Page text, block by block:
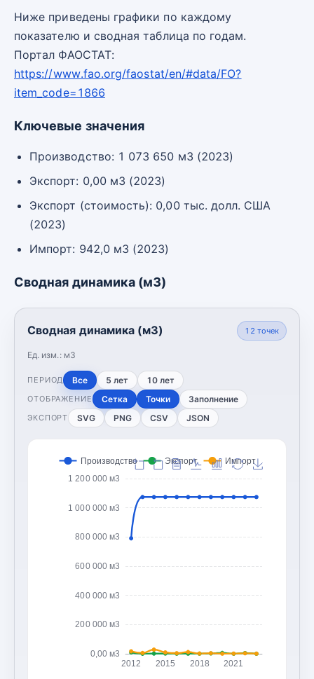
Ниже приведены графики по каждому
показателю и сводная таблица по годам.
Портал ФАОСТАТ:
https://www.fao.org/faostat/en/#data/FO?
item_code=1866
Ключевые значения
Производство: 1 073 650 м3 (2023)
Экспорт: 0,00 м3 (2023)
Экспорт (стоимость): 0,00 тыс. долл. США
(2023)
Импорт: 942,0 м3 (2023)
Сводная динамика (м3)
Сводная динамика (м3)
Ед. изм.: м3
12 точек
ПЕРИОД Все 5 лет 10 лет
ОТОБРАЖЕНИЕ Сетка Точки Заполнение
ЭКСПОРТ SVG PNG CSV JSON
0,00 м3
200 000 м3
400 000 м3
600 000 м3
800 000 м3
1 000 000 м3
1 200 000 м3
2012 2015 2018 2021
Производство Экспорт Импорт